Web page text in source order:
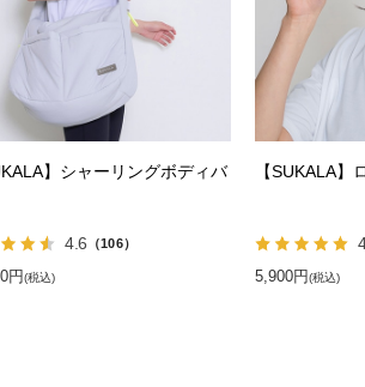
】シャーリングボディバ
4.6 （106）
円(税込)
【SUKALA】
5,900円(税込)